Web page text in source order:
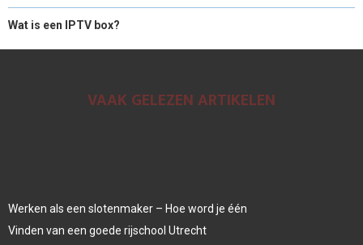
Wat is een IPTV box?
VAAK GELEZEN ARTIKELEN
Werken als een slotenmaker – Hoe word je één
Vinden van een goede rijschool Utrecht